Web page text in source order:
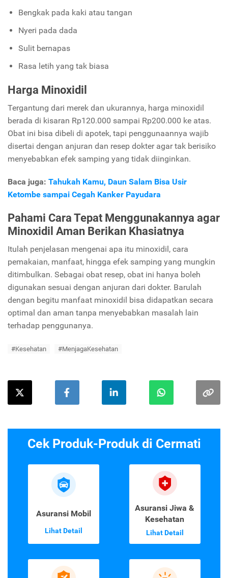
Bengkak pada kaki atau tangan
Nyeri pada dada
Sulit bernapas
Rasa letih yang tak biasa
Harga Minoxidil
Tergantung dari merek dan ukurannya, harga minoxidil
berada di kisaran Rp120.000 sampai Rp200.000 ke atas.
Obat ini bisa dibeli di apotek, tapi penggunaannya wajib
disertai dengan anjuran dan resep dokter agar tak berisiko
menyebabkan efek samping yang tidak diinginkan.
Baca juga: Tahukah Kamu, Daun Salam Bisa Usir
Ketombe sampai Cegah Kanker Payudara
Pahami Cara Tepat Menggunakannya agar
Minoxidil Aman Berikan Khasiatnya
Itulah penjelasan mengenai apa itu minoxidil, cara
pemakaian, manfaat, hingga efek samping yang mungkin
ditimbulkan. Sebagai obat resep, obat ini hanya boleh
digunakan sesuai dengan anjuran dari dokter. Barulah
dengan begitu manfaat minoxidil bisa didapatkan secara
optimal dan aman tanpa menyebabkan masalah lain
terhadap penggunanya.
#Kesehatan #MenjagaKesehatan
Cek Produk-Produk di Cermati
Asuransi Mobil
Lihat Detail
Asuransi Jiwa &
Kesehatan
Lihat Detail